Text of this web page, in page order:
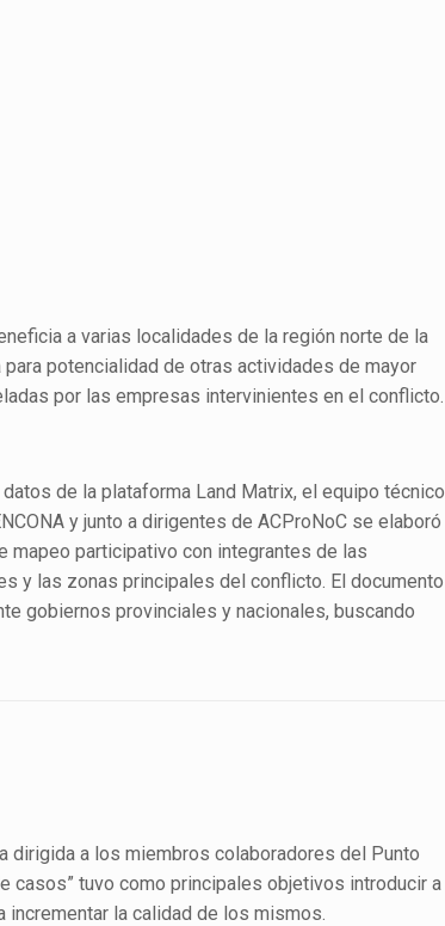
a varias localidades de la región norte de la
potencialidad de otras actividades de mayor
por las empresas intervinientes en el conflicto.
de la plataforma Land Matrix, el equipo técnico
y junto a dirigentes de ACProNoC se elaboró
mapeo participativo con integrantes de las
y las zonas principales del conflicto. El documento
gobiernos provinciales y nacionales, buscando
dirigida a los miembros colaboradores del Punto
casos” tuvo como principales objetivos introducir a
incrementar la calidad de los mismos.